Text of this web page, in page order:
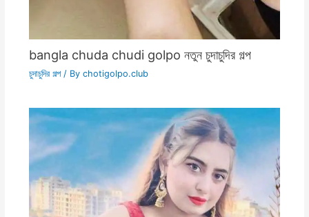
bangla chuda chudi golpo নতুন চুদাচুদির গল্প
চুদাচুদির গল্প/ By chotigolpo.club